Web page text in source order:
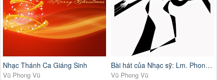
Nhạc Thánh Ca Giáng Sinh
Vũ Phong Vũ
Bài hát của Nhạc sỹ: Lm. Phong Trần
Vũ Phong Vũ